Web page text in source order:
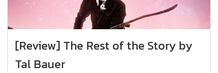
[Review] The Rest of the Story by
Tal Bauer